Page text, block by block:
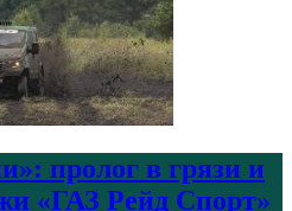
пролог в грязи и
«ГАЗ Рейд Спорт»